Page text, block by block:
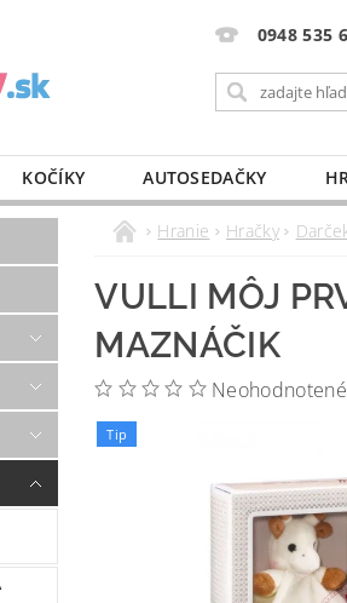
0948 535
KOČÍKY AUTOSEDAČKY
VÝBAVA DO PÔRODNICE
KONTAKT
Hranie Hračky
VULLI MÔJ
MAZNÁČIK
Neohodnotené
Tip